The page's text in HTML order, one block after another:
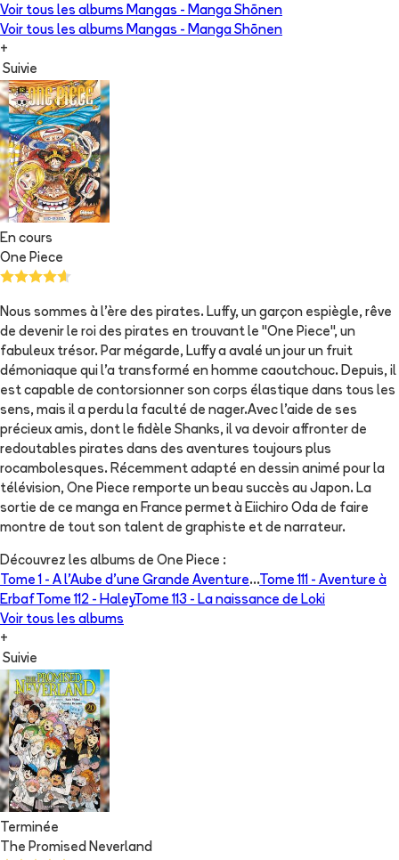
Voir tous les albums Mangas - Manga Shōnen
Voir tous les albums Mangas - Manga Shōnen
+
Suivie
En cours
One Piece
Nous sommes à l'ère des pirates. Luffy, un garçon espiègle, rêve
de devenir le roi des pirates en trouvant le "One Piece", un
fabuleux trésor. Par mégarde, Luffy a avalé un jour un fruit
démoniaque qui l'a transformé en homme caoutchouc. Depuis, il
est capable de contorsionner son corps élastique dans tous les
sens, mais il a perdu la faculté de nager.Avec l'aide de ses
précieux amis, dont le fidèle Shanks, il va devoir affronter de
redoutables pirates dans des aventures toujours plus
rocambolesques. Récemment adapté en dessin animé pour la
télévision, One Piece remporte un beau succès au Japon. La
sortie de ce manga en France permet à Eiichiro Oda de faire
montre de tout son talent de graphiste et de narrateur.
Découvrez les albums de One Piece :
Tome 1 - A l'Aube d'une Grande Aventure...Tome 111 - Aventure à
Erbaf Tome 112 - HaleyTome 113 - La naissance de Loki
Voir tous les albums
+
Suivie
Terminée
The Promised Neverland